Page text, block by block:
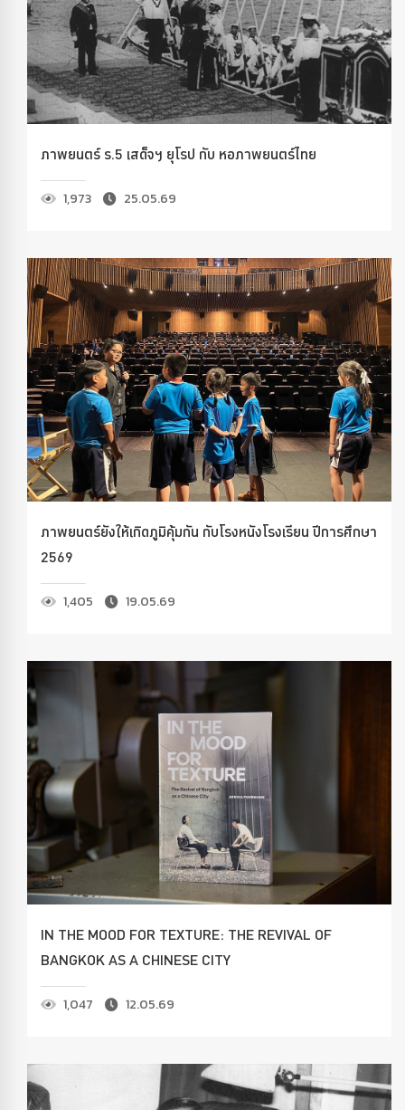
ภาพยนตร์ ร.5 เสด็จฯ ยุโรป กับ หอภาพยนตร์ไทย
1,973 25.05.69
ภาพยนตร์ยังให้เกิดภูมิคุ้มกัน กับโรงหนังโรงเรียน ปีการศึกษา
2569
1,405 19.05.69
IN THE MOOD FOR TEXTURE: THE REVIVAL OF
BANGKOK AS A CHINESE CITY
1,047 12.05.69